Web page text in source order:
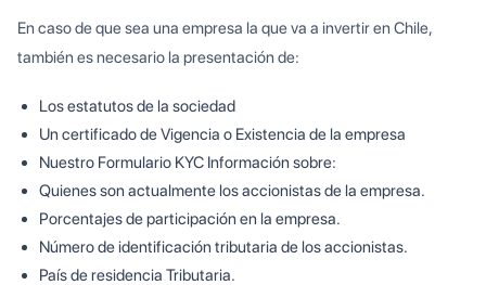
En caso de que sea una empresa la que va a invertir en Chile,
también es necesario la presentación de:
Los estatutos de la sociedad
Un certificado de Vigencia o Existencia de la empresa
Nuestro Formulario KYC Información sobre:
Quienes son actualmente los accionistas de la empresa.
Porcentajes de participación en la empresa.
Número de identificación tributaria de los accionistas.
País de residencia Tributaria.